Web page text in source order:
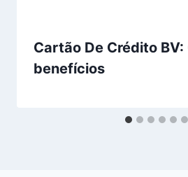
Cartão De Crédito
benefícios